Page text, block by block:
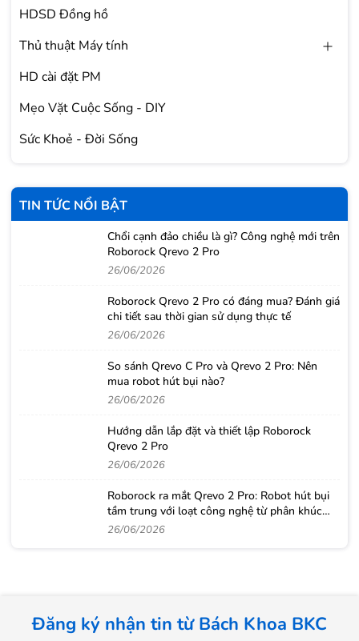
HDSD Đồng hồ
Thủ thuật Máy tính
HD cài đặt PM
Mẹo Vặt Cuộc Sống - DIY
Sức Khoẻ - Đời Sống
TIN TỨC NỔI BẬT
Chổi cạnh đảo chiều là gì? Công nghệ mới trên
Roborock Qrevo 2 Pro
26/06/2026
Roborock Qrevo 2 Pro có đáng mua? Đánh giá
chi tiết sau thời gian sử dụng thực tế
26/06/2026
So sánh Qrevo C Pro và Qrevo 2 Pro: Nên
mua robot hút bụi nào?
26/06/2026
Hướng dẫn lắp đặt và thiết lập Roborock
Qrevo 2 Pro
26/06/2026
Roborock ra mắt Qrevo 2 Pro: Robot hút bụi
tầm trung với loạt công nghệ từ phân khúc
cao cấp
26/06/2026
Đăng ký nhận tin từ Bách Khoa BKC